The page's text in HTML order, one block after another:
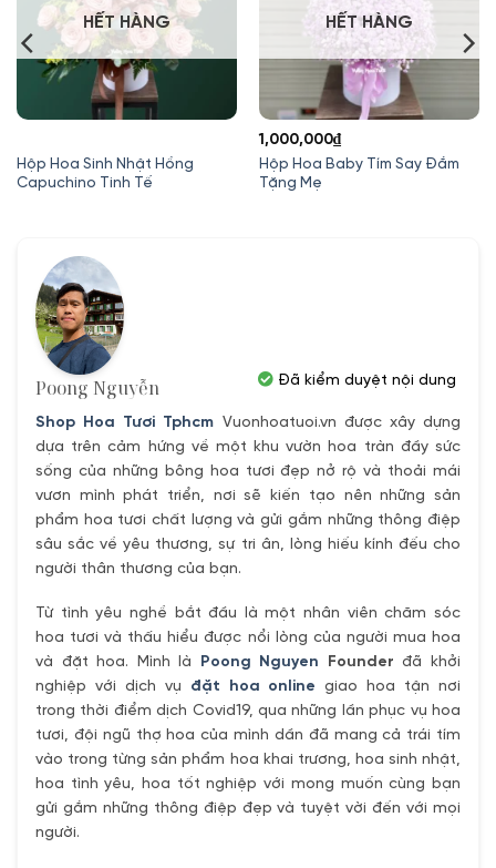
HẾT HÀNG
Hộp Hoa Sinh Nhật Hồng
Capuchino Tinh Tế
HẾT HÀNG
Hộp Hoa Baby Tím Say Đắm
Tặng Mẹ
1,000,000₫
Poong Nguyễn
Shop Hoa Tươi Tphcm Vuonhoatuoi.vn được xây dựng
dựa trên cảm hứng về một khu vườn hoa tràn đầy sức
sống của những bông hoa tươi đẹp nở rộ và thoải mái
vươn mình phát triển, nơi sẽ kiến tạo nên những sản
phẩm hoa tươi chất lượng và gửi gắm những thông điệp
sâu sắc về yêu thương, sự tri ân, lòng hiếu kính đếu cho
người thân thương của bạn.
Từ tình yêu nghề bắt đầu là một nhân viên chăm sóc
hoa tươi và thấu hiểu được nổi lòng của người mua hoa
và đặt hoa. Mình là Poong Nguyen Founder đã khởi
nghiệp với dịch vụ đặt hoa online giao hoa tận nơi
trong thời điểm dịch Covid19, qua những lần phục vụ hoa
tươi, đội ngũ thợ hoa của mình dần đã mang cả trái tím
vào trong từng sản phẩm hoa khai trương, hoa sinh nhật,
hoa tình yêu, hoa tốt nghiệp với mong muốn cùng bạn
gửi gắm những thông điệp đẹp và tuyệt vời đến với mọi
người.
Đã kiểm duyệt nội dung